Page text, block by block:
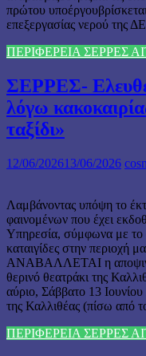
πρώτου
επεξεργασίας νερού της
ΠΕΡΙΦΕΡΕΙΑ ΣΕΡΡΕΣ
ΣΕΡΡΕΣ-
λόγω
ταξίδι»
12/06/202613/06/2026
Λαμβάνοντας υπόψη το
φαινομένων που έχει
Υπηρεσία, σύμφωνα με το
καταιγίδες στην περιοχή
ΑΝΑΒΑΛΛΕΤΑΙ η
θερινό θεατράκι της
αύριο, Σάββατο 13
της Καλλιθέας (πίσω από
ΠΕΡΙΦΕΡΕΙΑ ΣΕΡΡΕΣ